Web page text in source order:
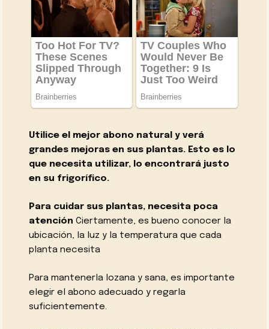
Utilice el mejor abono natural y verá
grandes mejoras en sus plantas. Esto es lo
que necesita utilizar, lo encontrará justo
en su frigorífico.
Para cuidar sus plantas, necesita poca
atenciónCiertamente, es bueno conocer la
ubicación, la luz y la temperatura que cada
planta necesita
Para mantenerla lozana y sana, es importante
elegir el abono adecuado y regarla
suficientemente.